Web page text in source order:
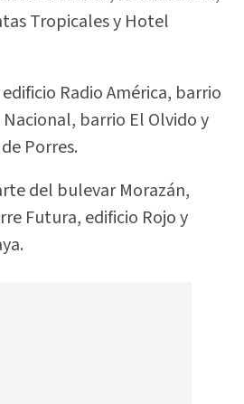
Tropicales y Hotel
Radio América, barrio
barrio El Olvido y
Porres.
del bulevar Morazán,
Futura, edificio Rojo y